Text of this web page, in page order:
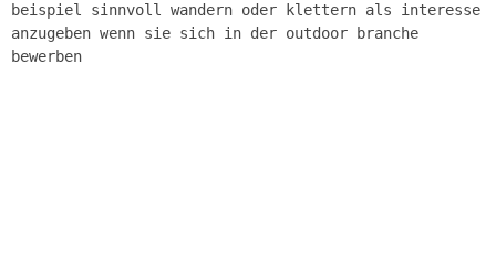
beispiel sinnvoll wandern oder klettern als interesse
anzugeben wenn sie sich in der outdoor branche
bewerben